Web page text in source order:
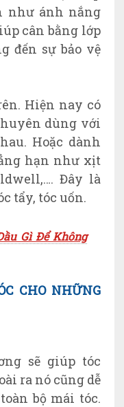
như ánh nắng
cân bằng lớp
đến sự bảo vệ
Hiện nay có
dùng với
Hoặc dành
hạn như xịt
Đây là
tẩy, tóc uốn.
Gì Để Không
CHO NHỮNG
sẽ giúp tóc
ra nó cũng dễ
bộ mái tóc.